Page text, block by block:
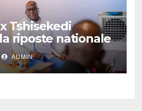
Tshisekedi
riposte nationale
d’Ebola
ADMIN